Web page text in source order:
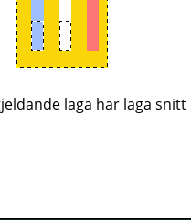
laga har laga